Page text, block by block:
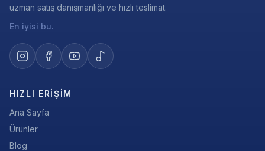
uzman satış danışmanlığı ve hızlı teslimat.
En iyisi bu.
HIZLI ERIŞIM
Ana Sayfa
Ürünler
Blog